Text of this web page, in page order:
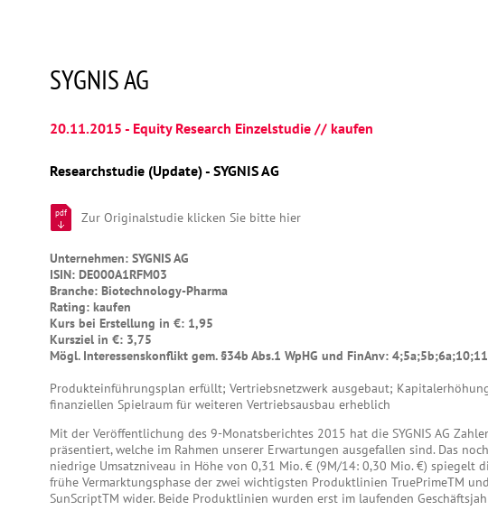
SYGNIS AG
20.11.2015 - Equity Research Einzelstudie // kaufen
Researchstudie (Update) - SYGNIS AG
pdf Zur Originalstudie klicken Sie bitte hier
Unternehmen: SYGNIS AG
ISIN: DE000A1RFM03
Branche: Biotechnology-Pharma
Rating: kaufen
Kurs bei Erstellung in €: 1,95
Kursziel in €: 3,75
Mögl. Interessenskonflikt gem. §34b Abs.1 WpHG und FinAnv: 4;5a;5b;6a;10;11
Produkteinführungsplan erfüllt; Vertriebsnetzwerk ausgebaut;
finanziellen Spielraum für weiteren Vertriebsausbau erheblich
Mit der Veröffentlichung des 9-Monatsberichtes 2015 hat die SYGNIS AG
präsentiert, welche im Rahmen unserer Erwartungen ausgefallen sind. Das noch
niedrige Umsatzniveau in Höhe von 0,31 Mio. € (9M/14: 0,30 Mio. €) spiegelt
frühe Vermarktungsphase der zwei wichtigsten Produktlinien TruePrimeTM und
SunScriptTM wider. Beide Produktlinien wurden erst im laufenden